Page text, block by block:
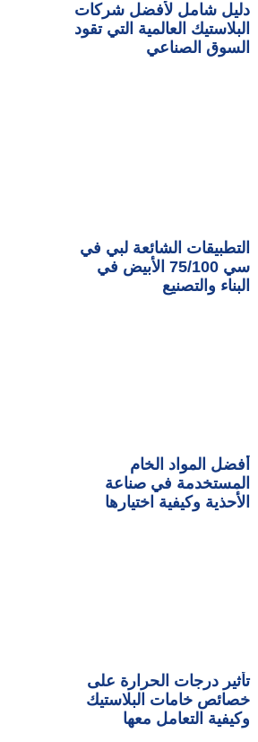
دليل شامل لأفضل شركات
البلاستيك العالمية التي تقود
السوق الصناعي
التطبيقات الشائعة لبي في
سي 75/100 الأبيض في
البناء والتصنيع
أفضل المواد الخام
المستخدمة في صناعة
الأحذية وكيفية اختيارها
تأثير درجات الحرارة على
خصائص خامات البلاستيك
وكيفية التعامل معها